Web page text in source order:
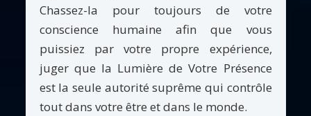
Chassez-la pour toujours de votre
conscience humaine afin que vous
puissiez par votre propre expérience,
juger que la Lumière de Votre Présence
est la seule autorité suprême qui contrôle
tout dans votre être et dans le monde.